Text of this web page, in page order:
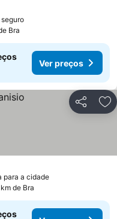
Bra
Ver preços
Partilhar
para a cidade
de Bra